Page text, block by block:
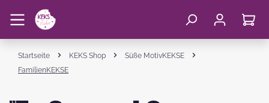
Startseite KEKS Shop
Süße MotivKEKSE
FamilienKEKSE